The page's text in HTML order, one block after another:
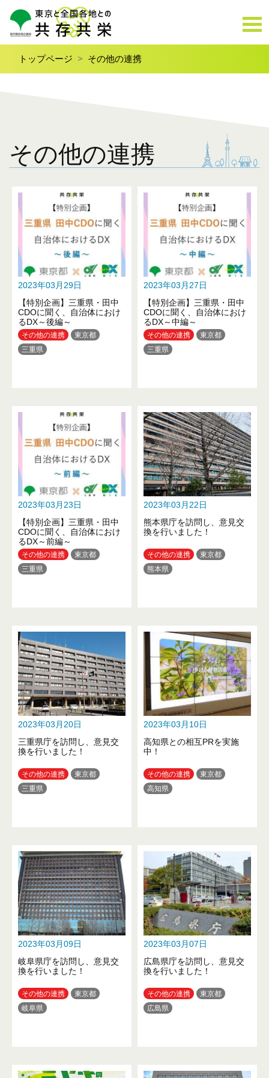
トップページ その他の連携
その他の連携
2023年03月29日
【特別企画】三重県・田中
CDOに聞く、自治体におけ
るDX～後編～
その他の連携
東京都
三重県
2023年03月27日
【特別企画】三重県・田中
CDOに聞く、自治体におけ
るDX～中編～
その他の連携
東京都
三重県
2023年03月23日
【特別企画】三重県・田中
CDOに聞く、自治体におけ
るDX～前編～
その他の連携
東京都
三重県
2023年03月22日
熊本県庁を訪問し、意見交
換を行いました！
その他の連携
東京都
熊本県
2023年03月20日
三重県庁を訪問し、意見交
換を行いました！
その他の連携
東京都
三重県
2023年03月10日
高知県との相互PRを実施
中！
その他の連携
東京都
高知県
2023年03月09日
岐阜県庁を訪問し、意見交
換を行いました！
その他の連携
東京都
岐阜県
2023年03月07日
広島県庁を訪問し、意見交
換を行いました！
その他の連携
東京都
広島県